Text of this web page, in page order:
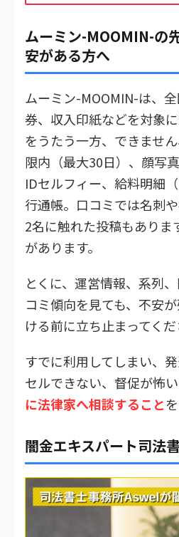
ムーミン-MOOMIN-の
安がある方へ
ムーミン-MOOMIN-は、
券、収入印紙などを対象
をうたう一方、できませ
限内（最大30日）、顔写
IDセルフィー、給料明細
行通帳。口コミでは名刺
2名に触れた投稿もありま
があります。
とくに、運営情報、系列
コミ傾向を見ても、不安
ける前に立ち止まってくだ
すでに利用してしまい、
セルできない、督促が怖い
に法律家へ相談すること
闇金エキスパート司法